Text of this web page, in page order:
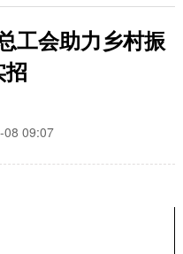
工会助力乡村振
招
08 09:07